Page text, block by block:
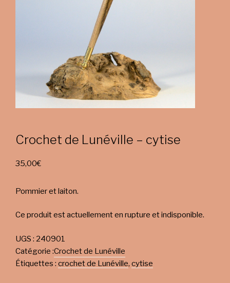
Crochet de Lunéville – cytise
35,00€
Pommier et laiton.
Ce produit est actuellement en rupture et indisponible.
UGS : 240901
Catégorie :Crochet de Lunéville
Étiquettes : crochet de Lunéville, cytise